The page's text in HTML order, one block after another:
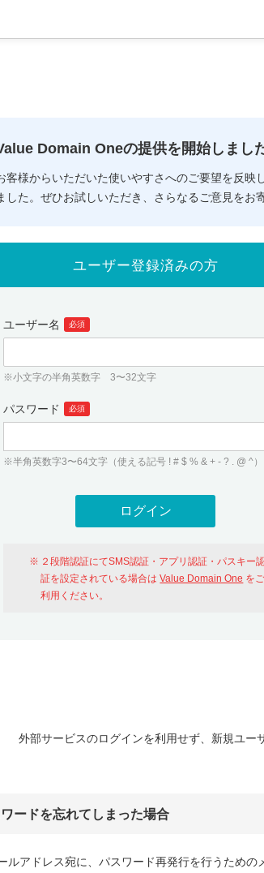
Domain Oneの提供を開始しまし
客様からいただいた使いやすさへのご要望を反
した。ぜひお試しいただき、さらなるご意見をお
ユーザー登録済みの方
ユーザー名 必須
※小文字の半角英数字 3〜32文字
パスワード 必須
※半角英数字3〜64文字（使える記号 ! # $ % & + - ? . @ ^）
２段階認証にてSMS認証・アプリ認証・パスキー
証を設定されている場合はValue Domain One をご
利用ください。
外部サービスのログインを利用せず、新規ユー
ードを忘れてしまった場合
ルアドレス宛に、パスワード再発行を行うための